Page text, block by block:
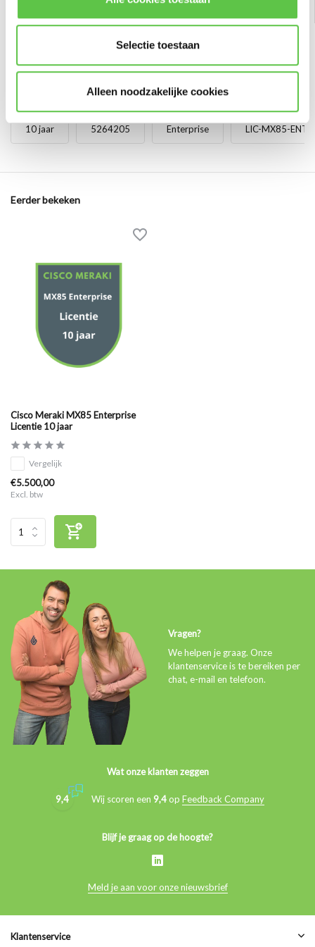
Selectie toestaan
Alleen noodzakelijke cookies
10 jaar 5264205 Enterprise LIC-MX85-ENT-
Eerder bekeken
Cisco Meraki MX85 Enterprise
Licentie 10 jaar
Vergelijk
€5.500,00
Excl. btw
Vragen?
We helpen je graag. Onze
klantenservice is te bereiken per
chat, e-mail en telefoon.
Wat onze klanten zeggen
9,4 Wij scoren een 9,4op Feedback Company
Blijf je graag op de hoogte?
Meld je aan voor onze nieuwsbrief
Klantenservice